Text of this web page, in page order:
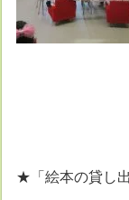
★「絵本の貸し出